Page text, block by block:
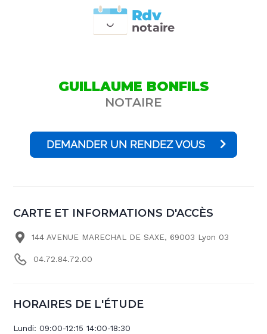
notaire
Rdv
GUILLAUME BONFILS
NOTAIRE
DEMANDER UN RENDEZ VOUS
CARTE ET INFORMATIONS D'ACCÈS
144 AVENUE MARECHAL DE SAXE, 69003 Lyon 03
04.72.84.72.00
HORAIRES DE L'ÉTUDE
Lundi:09:00-12:15 14:00-18:30